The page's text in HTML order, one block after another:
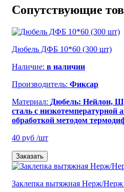
Сопутствующие
Дюбель ДФБ 10*60 (300 шт)
Наличие: в наличии
Производитель: Фиксар
Материал: Дюбель: Нейлон,
сталь с низкотемпературной
обработкой методом
40 руб /шт
Заказать
Заклепка вытяжная Нерж/Нерж